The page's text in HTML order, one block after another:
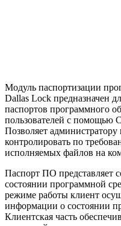
Модуль паспортизации
Dallas Lock предназначен
паспортов программного
пользователей с помощью
Позволяет
контролировать по
исполняемых файлов на
Паспорт ПО представляет
состоянии программной
режиме работы клиент
информации о состоянии
Клиентская часть